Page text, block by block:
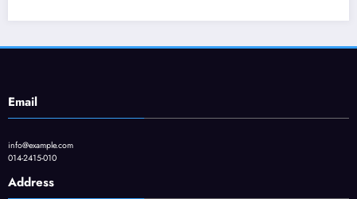
Email
info@example.com
014-2415-010
Address